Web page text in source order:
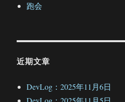
跑会
近期文章
DevLog：2025年11月6日